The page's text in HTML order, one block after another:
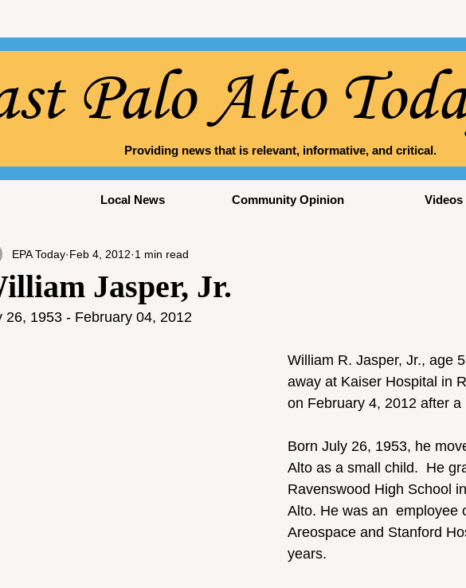
Palo Alto
Providing news that is relevant, informative, and critical.
Local News Community Opinion Videos
Jasper, Jr.
EPA Today Feb 4, 2012 1 min read
26, 1953 - February 04, 2012
William R. Jasper, Jr., age
away at Kaiser Hospital in
on February 4, 2012 after a
Born July 26, 1953, he
Alto as a small child.  He
Ravenswood High School
Alto. He was an  employee
Areospace and Stanford
years.